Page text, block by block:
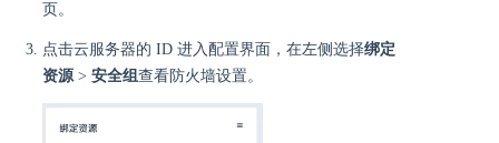
页。
点击云服务器的 ID 进入配置界面，在左侧选择绑定
资源> 安全组查看防火墙设置。